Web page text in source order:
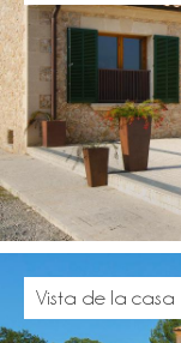
Vista de la casa